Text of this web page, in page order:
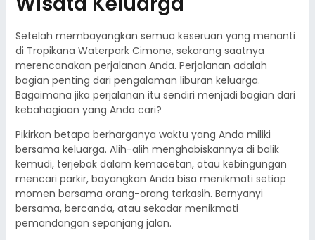
Setelah membayangkan semua keseruan yang menanti
di Tropikana Waterpark Cimone, sekarang saatnya
merencanakan perjalanan Anda. Perjalanan adalah
bagian penting dari pengalaman liburan keluarga.
Bagaimana jika perjalanan itu sendiri menjadi bagian dari
kebahagiaan yang Anda cari?
Pikirkan betapa berharganya waktu yang Anda miliki
bersama keluarga. Alih-alih menghabiskannya di balik
kemudi, terjebak dalam kemacetan, atau kebingungan
mencari parkir, bayangkan Anda bisa menikmati setiap
momen bersama orang-orang terkasih. Bernyanyi
bersama, bercanda, atau sekadar menikmati
pemandangan sepanjang jalan.